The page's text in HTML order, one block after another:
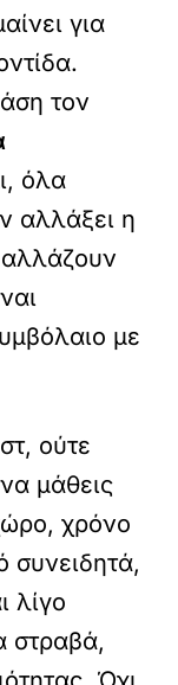
για
τον
όλα
αλλάξει η
με
ούτε
μάθεις
χρόνο
συνειδητά,
λίγο
στραβά,